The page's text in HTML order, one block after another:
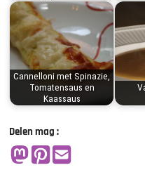
Cannelloni met Spinazie,
Tomatensaus en
Kaassaus
Delen mag :